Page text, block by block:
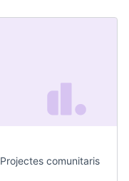
Projectes comunitaris